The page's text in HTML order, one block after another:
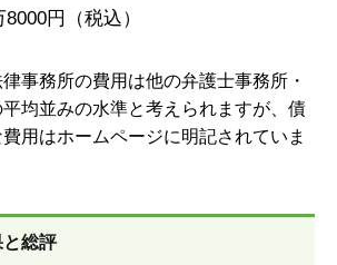
円（税込）
律事務所の費用は他の弁護士事務所・
均並みの水準と考えられますが、債
用はホームページに明記されていま
総評